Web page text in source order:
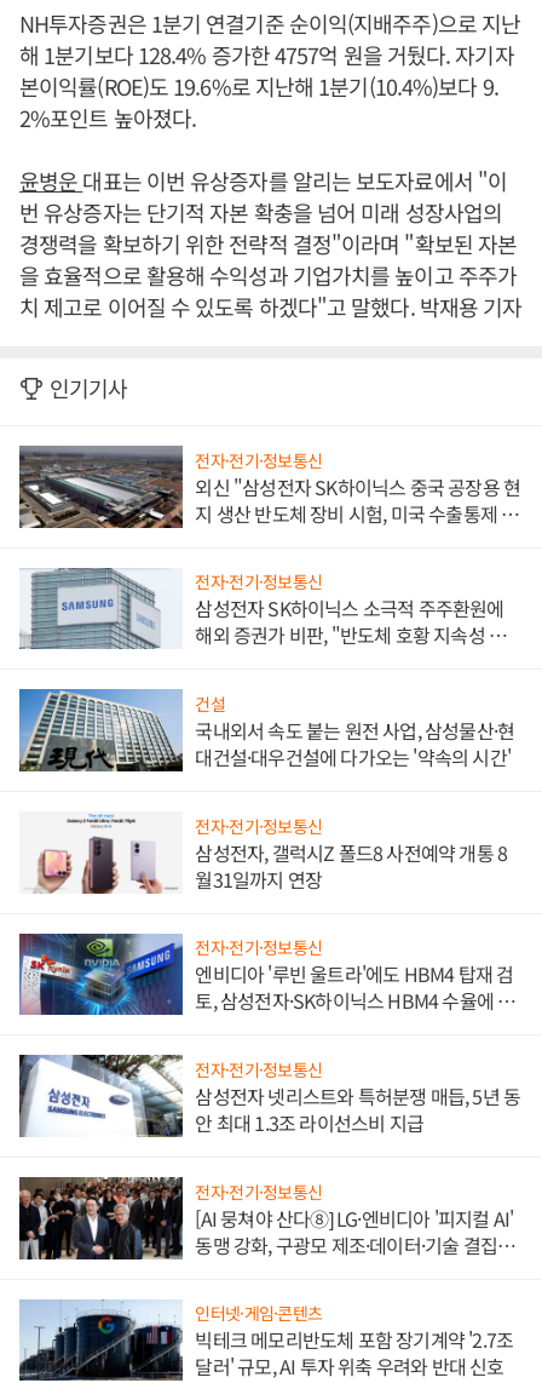
NH투자증권은 1분기 연결기준 순이익(지배주주)으로 지난
해 1분기보다 128.4% 증가한 4757억 원을 거뒀다. 자기자
본이익률(ROE)도 19.6%로 지난해 1분기(10.4%)보다 9.
2%포인트 높아졌다.
윤병운대표는 이번 유상증자를 알리는 보도자료에서 "이
번 유상증자는 단기적 자본 확충을 넘어 미래 성장사업의
경쟁력을 확보하기 위한 전략적 결정"이라며 "확보된 자본
을 효율적으로 활용해 수익성과 기업가치를 높이고 주주가
치 제고로 이어질 수 있도록 하겠다"고 말했다. 박재용 기자
인기기사
전자·전기·정보통신
외신 "삼성전자 SK하이닉스 중국 공장용 현
지 생산 반도체 장비 시험, 미국 수출통제 대
전자·전기·정보통신
삼성전자 SK하이닉스 소극적 주주환원에
해외 증권가 비판, "반도체 호황 지속성 의
건설
국내외서 속도 붙는 원전 사업, 삼성물산·현
대건설·대우건설에 다가오는 '약속의 시간'
전자·전기·정보통신
삼성전자, 갤럭시Z 폴드8 사전예약 개통 8
월31일까지 연장
전자·전기·정보통신
엔비디아 '루빈 울트라'에도 HBM4 탑재 검
토, 삼성전자·SK하이닉스 HBM4 수율에 주
전자·전기·정보통신
삼성전자 넷리스트와 특허분쟁 매듭, 5년 동
안 최대 1.3조 라이선스비 지급
전자·전기·정보통신
[AI 뭉쳐야 산다⑧] LG·엔비디아 '피지컬 AI'
동맹 강화, 구광모 제조·데이터·기술 결집
인터넷·게임·콘텐츠
빅테크 메모리반도체 포함 장기계약 '2.7조
달러' 규모, AI 투자 위축 우려와 반대 신호